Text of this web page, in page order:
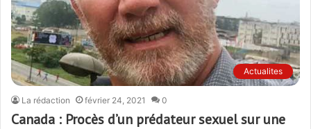
Actualites
La rédaction février 24, 2021 0
Canada : Procès d’un prédateur sexuel sur une